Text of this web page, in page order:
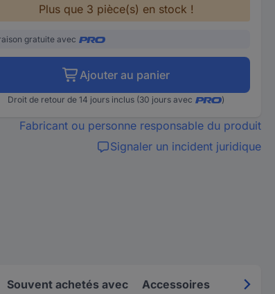
Plus que 3 pièce(s) en stock !
gratuite avec
Ajouter au panier
Droit de retour de 14 jours inclus (30 jours avec )
Fabricant ou personne responsable du produit
Signaler un incident juridique
Souvent achetés avec Accessoires